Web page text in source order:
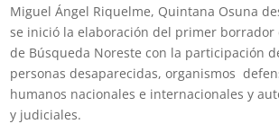
Miguel Ángel Riquelme, Quintana Osuna
se inició la elaboración del primer borrador
de Búsqueda Noreste con la participación
personas desaparecidas, organismos
humanos nacionales e internacionales y
y judiciales.